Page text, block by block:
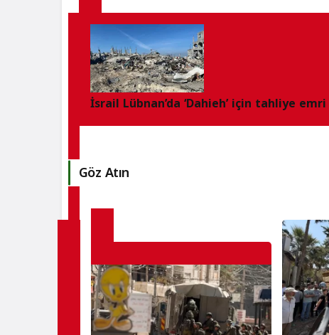
İsrail Lübnan’da ‘Dahieh’ için tahliye emri
Göz Atın